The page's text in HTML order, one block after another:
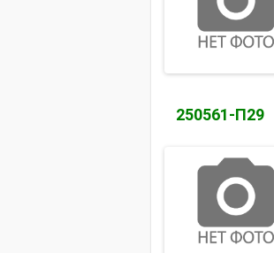
250561-П29